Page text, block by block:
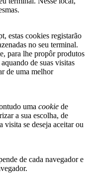
estas cookies registarão
no seu terminal.
para lhe propôr produtos
de suas visitas
de uma melhor
uma cookie de
a sua escolha, de
visita se deseja aceitar ou
de cada navegador e